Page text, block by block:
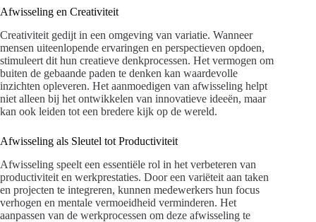
Afwisseling en Creativiteit
Creativiteit gedijt in een omgeving van variatie. Wanneer
mensen uiteenlopende ervaringen en perspectieven opdoen,
stimuleert dit hun creatieve denkprocessen. Het vermogen om
buiten de gebaande paden te denken kan waardevolle
inzichten opleveren. Het aanmoedigen van afwisseling helpt
niet alleen bij het ontwikkelen van innovatieve ideeën, maar
kan ook leiden tot een bredere kijk op de wereld.
Afwisseling als Sleutel tot Productiviteit
Afwisseling speelt een essentiële rol in het verbeteren van
productiviteit en werkprestaties. Door een variëteit aan taken
en projecten te integreren, kunnen medewerkers hun focus
verhogen en mentale vermoeidheid verminderen. Het
aanpassen van de werkprocessen om deze afwisseling te